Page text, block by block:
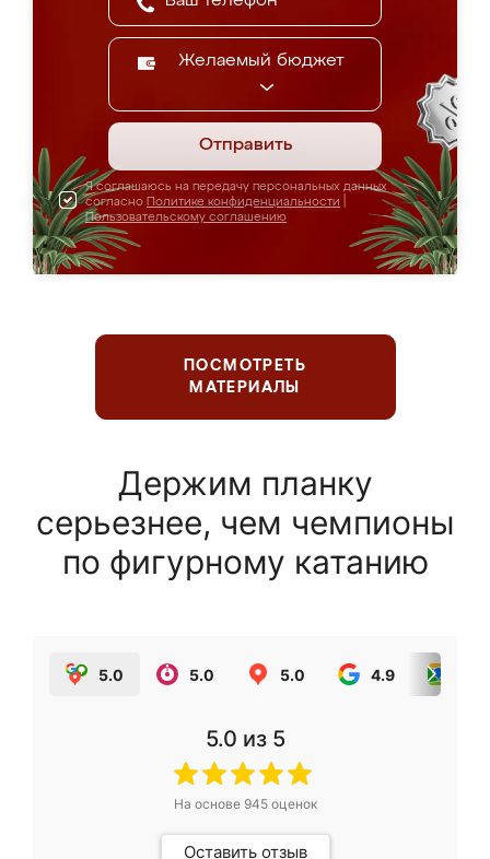
Желаемый бюджет
Отправить
Я соглашаюсь на передачу персональных данных
согласно Политике конфиденциальности
Пользовательскому соглашению
ПОСМОТРЕТЬ
МАТЕРИАЛЫ
Держим планку
серьезнее, чем чемпионы
по фигурному катанию
5.0 5.0 5.0 4.9
5.0 из 5
На основе 945оценок
Оставить отзыв